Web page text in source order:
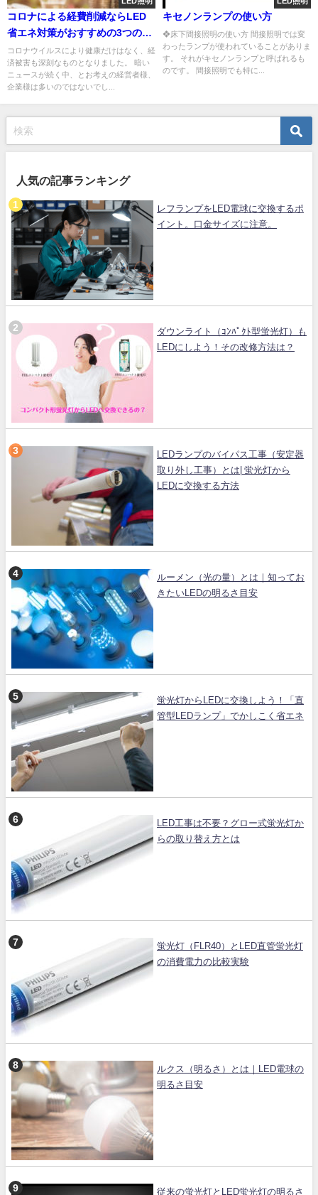
コロナによる経費削減ならLED
省エネ対策がおすすめの3つの理
由
コロナウイルスにより健康だけはなく、経
済被害も深刻なものとなりました。 暗い
ニュースが続く中、とお考えの経営者様、
企業様は多いのではないでし...
キセノンランプの使い方
❖床下間接照明の使い方 間接照明では変
わったランプが使われていることがありま
す。 それがキセノンランプと呼ばれるも
のです。 間接照明でも特に...
人気の記事ランキング
レフランプをLED電球に交換するポ
イント。口金サイズに注意。
ダウンライト（ｺﾝﾊﾟｸﾄ型蛍光灯）も
LEDにしよう！その改修方法は？
LEDランプのバイパス工事（安定器
取り外し工事）とは| 蛍光灯から
LEDに交換する方法
ルーメン（光の量）とは｜知ってお
きたいLEDの明るさ目安
蛍光灯からLEDに交換しよう！「直
管型LEDランプ」でかしこく省エネ
LED工事は不要？グロー式蛍光灯か
らの取り替え方とは
蛍光灯（FLR40）とLED直管蛍光灯
の消費電力の比較実験
ルクス（明るさ）とは｜LED電球の
明るさ目安
従来の蛍光灯とLED蛍光灯の明るさ